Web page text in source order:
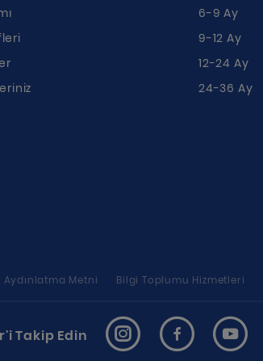
6-9 Ay
9-12 Ay
12-24 Ay
24-36 Ay
Aydınlatma Metni Bilgi Toplumu Hizmetleri
Takip Edin